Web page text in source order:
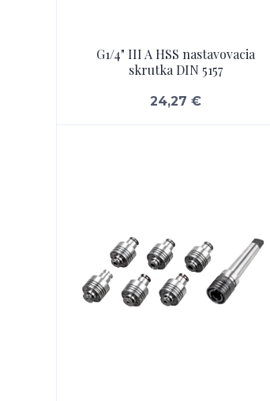
G1/4" III A HSS nastavovacia
skrutka DIN 5157
24,27 €